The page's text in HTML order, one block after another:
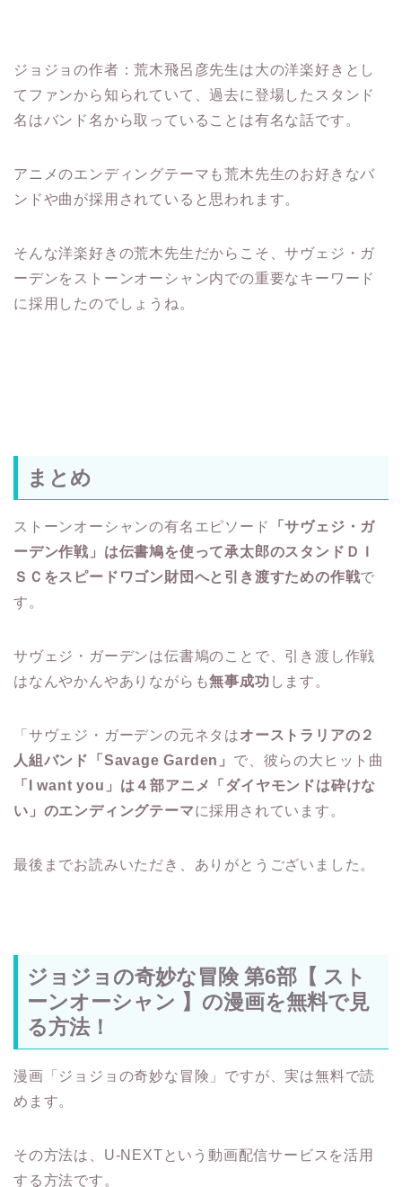
ジョジョの作者：荒木飛呂彦先生は大の洋楽好きとし
てファンから知られていて、過去に登場したスタンド
名はバンド名から取っていることは有名な話です。
アニメのエンディングテーマも荒木先生のお好きなバ
ンドや曲が採用されていると思われます。
そんな洋楽好きの荒木先生だからこそ、サヴェジ・ガ
ーデンをストーンオーシャン内での重要なキーワード
に採用したのでしょうね。
まとめ
ストーンオーシャンの有名エピソード
「サヴェジ・ガ
ーデン作戦」は伝書鳩を使って承太郎のスタンドＤＩ
ＳＣをスピードワゴン財団へと引き渡すための作戦で
す。
サヴェジ・ガーデンは伝書鳩のことで、引き渡し作戦
はなんやかんやありながらも無事成功 します。
「サヴェジ・ガーデンの元ネタはオーストラリアの２
人組バンド「Savage Garden」 で、彼らの大ヒット曲
「I want you」は４部アニメ「ダイヤモンドは砕けな
い」のエンディングテーマに採用されています。
最後までお読みいただき、ありがとうございました。
ジョジョの奇妙な冒険 第6部【 スト
ーンオーシャン 】の漫画を無料で見
る方法！
漫画「ジョジョの奇妙な冒険」ですが、実は無料で読
めます。
その方法は、U-NEXTという動画配信サービスを活用
する方法です。